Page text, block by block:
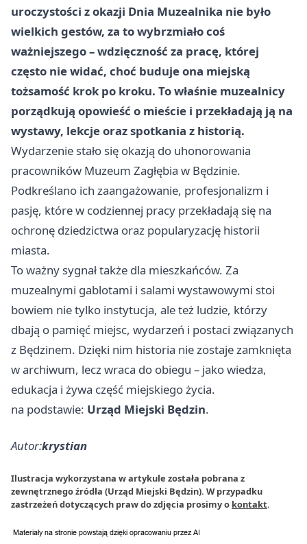
uroczystości z okazji Dnia Muzealnika nie było
wielkich gestów, za to wybrzmiało coś
ważniejszego – wdzięczność za pracę, której
często nie widać, choć buduje ona miejską
tożsamość krok po kroku. To właśnie muzealnicy
porządkują opowieść o mieście i przekładają ją na
wystawy, lekcje oraz spotkania z historią.
Wydarzenie stało się okazją do uhonorowania
pracowników Muzeum Zagłębia w Będzinie.
Podkreślano ich zaangażowanie, profesjonalizm i
pasję, które w codziennej pracy przekładają się na
ochronę dziedzictwa oraz popularyzację historii
miasta.
To ważny sygnał także dla mieszkańców. Za
muzealnymi gablotami i salami wystawowymi stoi
bowiem nie tylko instytucja, ale też ludzie, którzy
dbają o pamięć miejsc, wydarzeń i postaci związanych
z Będzinem. Dzięki nim historia nie zostaje zamknięta
w archiwum, lecz wraca do obiegu – jako wiedza,
edukacja i żywa część miejskiego życia.
na podstawie: Urząd Miejski Będzin.
Autor:krystian
Ilustracja wykorzystana w artykule została pobrana z
zewnętrznego źródła (Urząd Miejski Będzin). W przypadku
zastrzeżeń dotyczących praw do zdjęcia prosimy o kontakt.